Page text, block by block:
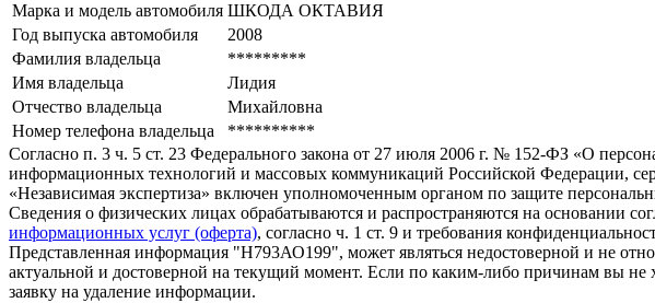
Марка и модель автомобиля ШКОДА ОКТАВИЯ
Год выпуска автомобиля
2008
Фамилия владельца
*********
Имя владельца
Лидия
Отчество владельца
Михайловна
Номер телефона владельца
**********
Согласно п. 3 ч. 5 ст. 23 Федерального закона от 27 июля 2006 г. № 152-ФЗ «О
информационных технологий и массовых коммуникаций Российской Федерации,
«Независимая экспертиза» включен уполномоченным органом по защите
Сведения о физических лицах обрабатываются и распространяются на основании
информационных услуг (оферта), согласно ч. 1 ст. 9 и требования
Представленная информация "Н793АО199", может являться недостоверной и не
актуальной и достоверной на текущий момент. Если по каким-либо причинам вы
заявку на удаление информации.